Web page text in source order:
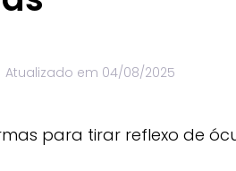
Atualizado em 04/08/2025
para tirar reflexo de